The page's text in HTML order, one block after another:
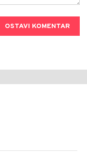
OSTAVI KOMENTAR